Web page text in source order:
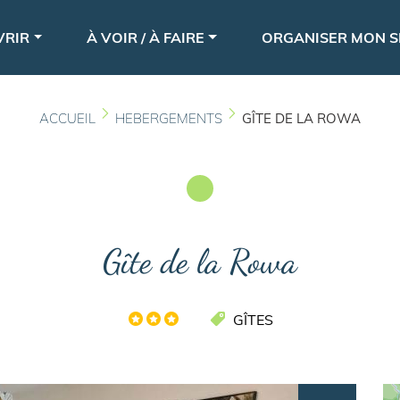
au
principal
À VOIR / À FAIRE ORGANISER MON
ACCUEIL HEBERGEMENTS GÎTE DE LA ROWA
Gîte de la Rowa
GÎTES